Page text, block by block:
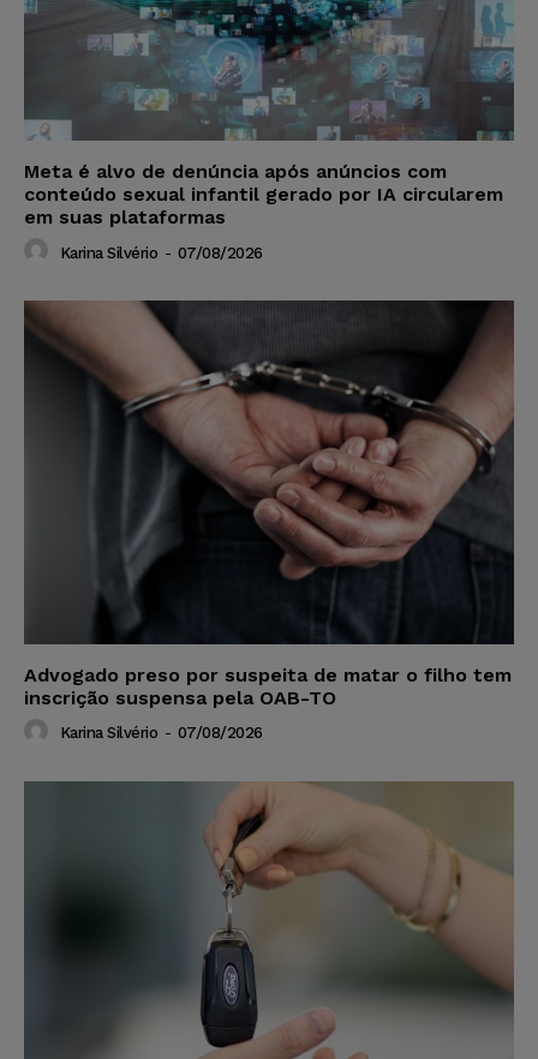
Meta é alvo de denúncia após anúncios com
conteúdo sexual infantil gerado por IA circularem
em suas plataformas
Karina Silvério - 07/08/2026
Advogado preso por suspeita de matar o filho tem
inscrição suspensa pela OAB-TO
Karina Silvério - 07/08/2026